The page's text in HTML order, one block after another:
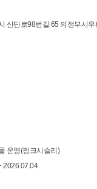
산단로98번길 65 의정부시
운영(핑크시슬리)
2026.07.04